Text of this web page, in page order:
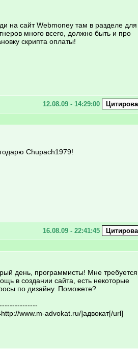
на сайт Webmoney там в разделе для
много всего, должно быть и про
скрипта оплаты!
12.08.09 - 14:29:00
Chupach1979!
16.08.09 - 22:41:45
день, программисты! Мне требуется
в создании сайта, есть некоторые
по дизайну. Поможете?
www.m-advokat.ru/]адвокат[/url]